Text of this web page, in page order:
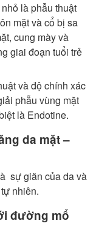
là phẫu thuật
mặt và cổ bị sa
cung mày và
giai đoạn tuổi trẻ
và độ chính xác
phẫu vùng mặt
là Endotine.
da mặt –
sự giãn của da và
nhiên.
đường mổ